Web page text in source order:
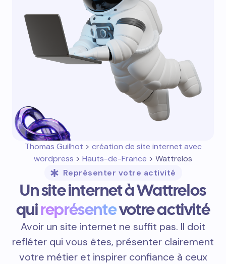
Thomas Guilhot > création de site internet avec
wordpress > Hauts-de-France > Wattrelos
Représenter votre activité
Un site internet à Wattrelos
quireprésentevotre activité
Avoir un site internet ne suffit pas. Il doit
refléter qui vous êtes, présenter clairement
votre métier et inspirer confiance à ceux